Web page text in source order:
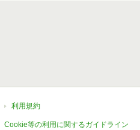
利用規約
Cookie等の利用に関するガイドライン